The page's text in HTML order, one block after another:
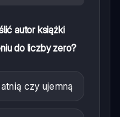
autor książki
do liczby zero?
czy ujemną